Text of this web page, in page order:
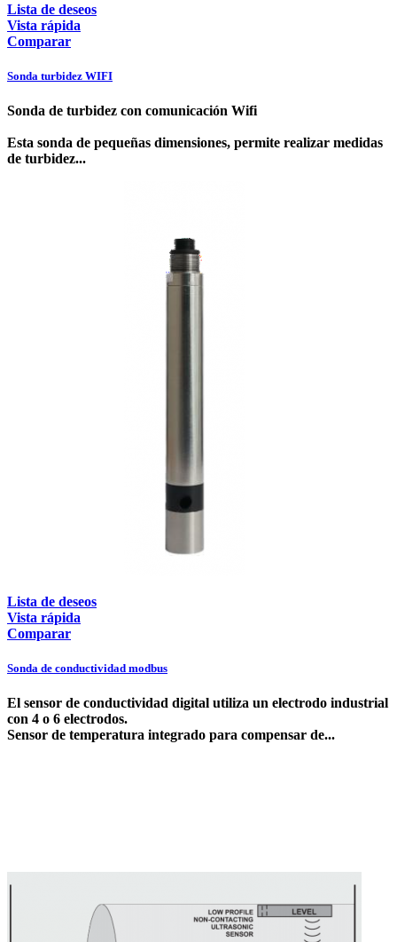
Lista de deseos
Vista rápida
Comparar
Sonda turbidez WIFI
Sonda de turbidez con comunicación Wifi
Esta sonda de pequeñas dimensiones, permite realizar medidas
de turbidez...
Lista de deseos
Vista rápida
Comparar
Sonda de conductividad modbus
El sensor de conductividad digital utiliza un electrodo industrial
con 4 o 6 electrodos.
Sensor de temperatura integrado para compensar de...